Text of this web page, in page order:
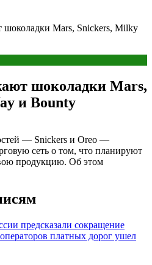
Mars, Snickers, Milky
шоколадки Mars,
и Bounty
— Snickers и Oreo —
сеть о том, что планируют
продукцию. Об этом
предсказали сокращение
платных дорог ушел